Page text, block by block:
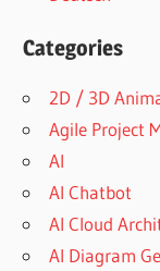
Categories
2D / 3D
Agile Project
AI
AI Chatbot
AI Cloud
AI Diagram